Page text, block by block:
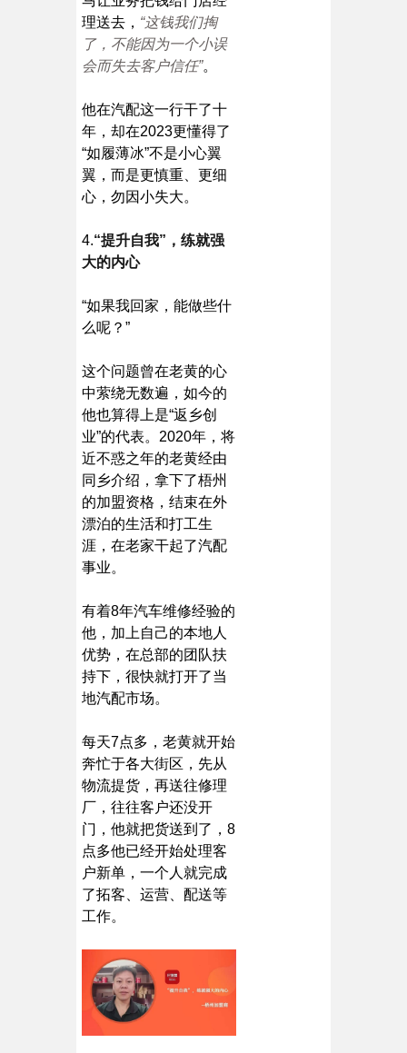
理送去， “这钱我们掏
了，不能因为一个小误
会而失去客户信任”。
他在汽配这一行干了十
年，却在2023更懂得了
“如履薄冰”不是小心翼
翼，而是更慎重、更细
心，勿因小失大。
4.“提升自我”，练就强
大的内心
“如果我回家，能做些什
么呢？”
这个问题曾在老黄的心
中萦绕无数遍，如今的
他也算得上是“返乡创
业”的代表。2020年，将
近不惑之年的老黄经由
同乡介绍，拿下了梧州
的加盟资格，结束在外
漂泊的生活和打工生
涯，在老家干起了汽配
事业。
有着8年汽车维修经验的
他，加上自己的本地人
优势，在总部的团队扶
持下，很快就打开了当
地汽配市场。
每天7点多，老黄就开始
奔忙于各大街区，先从
物流提货，再送往修理
厂，往往客户还没开
门，他就把货送到了，8
点多他已经开始处理客
户新单，一个人就完成
了拓客、运营、配送等
工作。